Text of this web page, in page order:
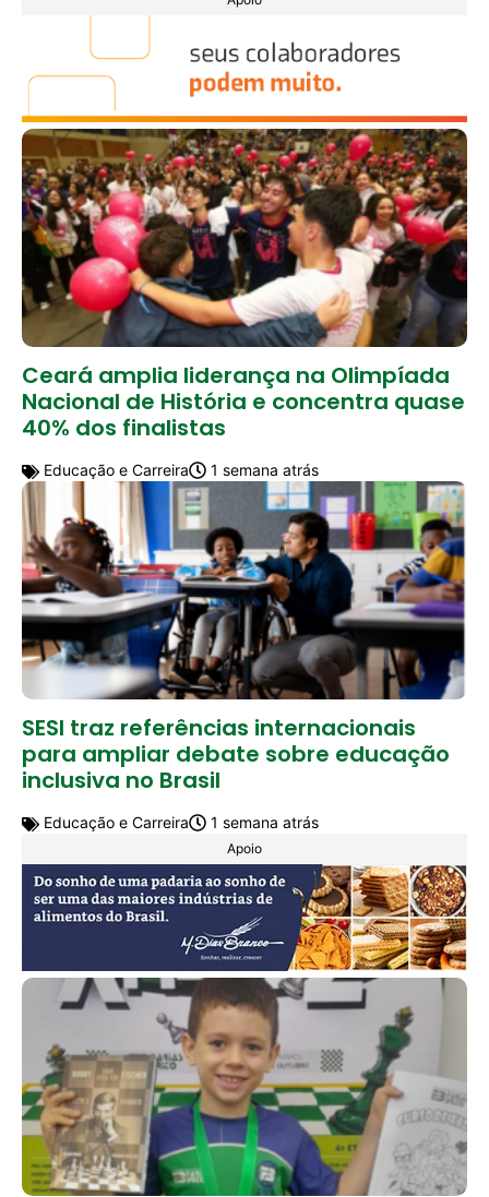
Ceará amplia liderança na Olimpíada
Nacional de História e concentra quase
40% dos finalistas
Educação e Carreira 1 semana atrás
SESI traz referências internacionais
para ampliar debate sobre educação
inclusiva no Brasil
Educação e Carreira 1 semana atrás
Apoio